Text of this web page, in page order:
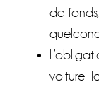
de
voiture